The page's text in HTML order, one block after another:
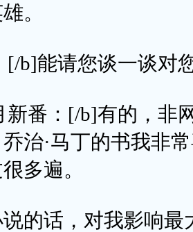
。
能请您谈一谈对您
：[/b]有的，非网
治·马丁的书我非
多遍。
话，对我影响最